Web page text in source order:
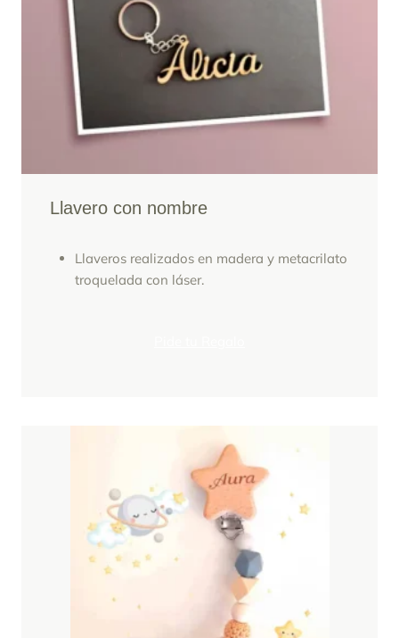
Llavero con nombre
Llaveros realizados en madera y metacrilato
troquelada con láser.